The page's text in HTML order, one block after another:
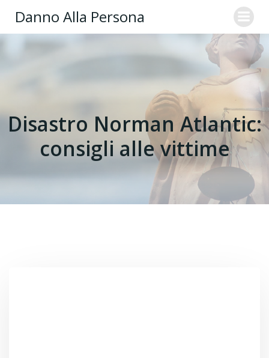
Danno Alla Persona
Disastro Norman Atlantic:
consigli alle vittime